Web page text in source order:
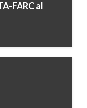
FARC al